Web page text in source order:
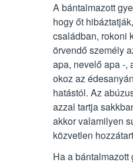
A bántalmazott
hogy őt
családban, rokoni
örvendő személy
apa, nevelő apa -,
okoz az
hatástól. Az
azzal tartja
akkor valamilyen
közvetlen
Ha a